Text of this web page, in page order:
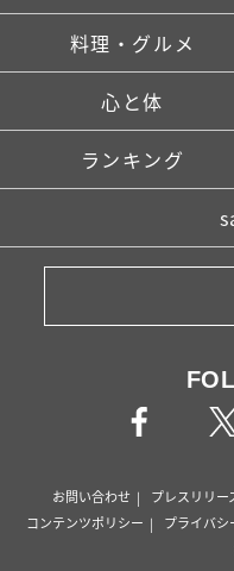
料理・グルメ
心と体
ランキング
お問い合わせ プレスリリー
コンテンツポリシー
プライバシ